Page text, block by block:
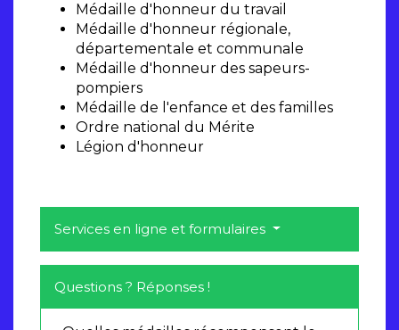
Médaille d'honneur du travail
Médaille d'honneur régionale,
départementale et communale
Médaille d'honneur des sapeurs-
pompiers
Médaille de l'enfance et des familles
Ordre national du Mérite
Légion d'honneur
Services en ligne et formulaires
Questions ? Réponses !